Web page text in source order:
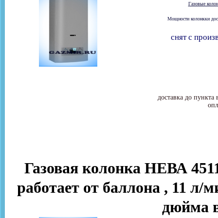
Газовые
Мощности колонкки
доставка до
снят с
Газовая колонка НЕВА
работает от баллона , 11 л/
дюйма